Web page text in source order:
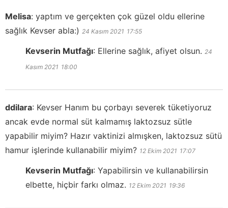
Melisa: yaptım ve gerçekten çok güzel oldu ellerine
sağlık Kevser abla:) 24 Kasım 2021 17:55
Kevserin Mutfağı: Ellerine sağlık, afiyet olsun. 24
Kasım 2021 18:00
ddilara: Kevser Hanım bu çorbayı severek tüketiyoruz
ancak evde normal süt kalmamış laktozsuz sütle
yapabilir miyim? Hazır vaktinizi almışken, laktozsuz sütü
hamur işlerinde kullanabilir miyim? 12 Ekim 2021 17:07
Kevserin Mutfağı: Yapabilirsin ve kullanabilirsin
elbette, hiçbir farkı olmaz. 12 Ekim 2021 19:36